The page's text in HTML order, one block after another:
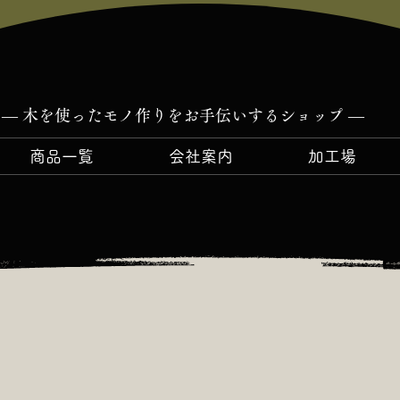
― 木を使ったモノ作りをお手伝いするショップ ―
商品一覧 会社案内 加工場